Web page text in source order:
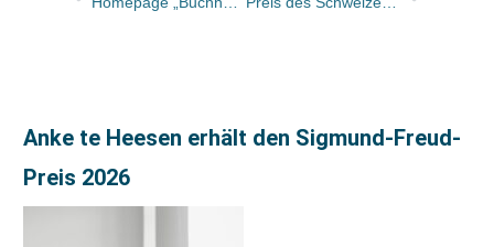
Anke te Heesen erhält den Sigmund-Freud-
Preis 2026